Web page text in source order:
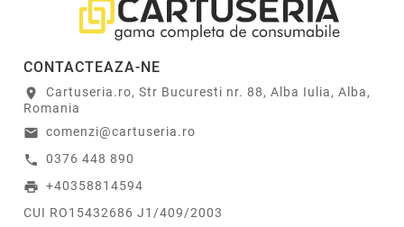
CONTACTEAZA-NE
location_on
Cartuseria.ro, Str Bucuresti nr. 88, Alba Iulia, Alba,
Romania
email comenzi@cartuseria.ro
call 0376 448 890
print +40358814594
CUI RO15432686 J1/409/2003